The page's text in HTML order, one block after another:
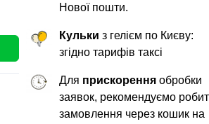
Нової пошти.
Кульки з гелієм по Києву:
згідно тарифів таксі
Для прискоренняобробки
заявок, рекомендуємо
замовлення через кошик на